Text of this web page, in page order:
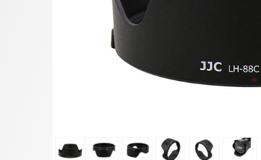
JJC Motljusskydd för
Canon EF 24-85mm f/3.5-
4.5 USM motsvarar EW-73II
★ ★
119 kr
LÄGG I VARUKORG LÄGG I